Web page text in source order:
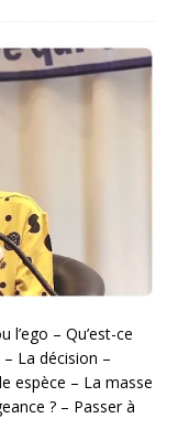
l’ego – Qu’est-ce
La décision –
espèce – La masse
? – Passer à